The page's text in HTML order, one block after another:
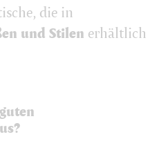
die in
und Stilen erhältlich